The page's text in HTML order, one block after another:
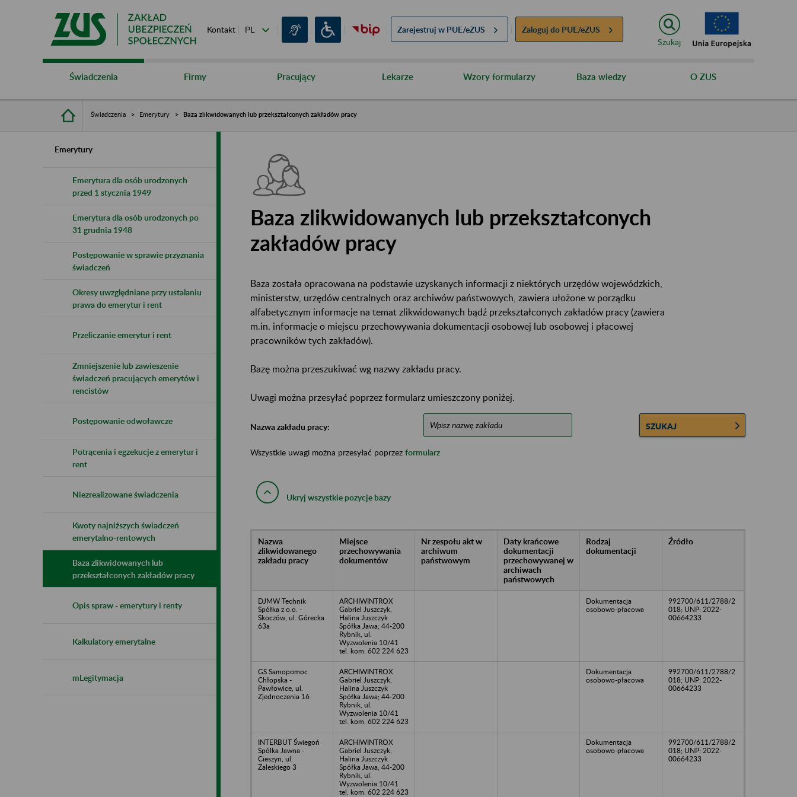
Kontakt Zarejestruj w PUE/eZUS Zaloguj do PUE/eZUS
Szukaj
Świadczenia Firmy Pracujący Lekarze Wzory formularzy Baza wiedzy O ZUS
Świadczenia Emerytury Baza zlikwidowanych lub przekształconych zakładów pracy
Emerytury
Emerytura dla osób urodzonych
przed 1 stycznia 1949
Emerytura dla osób urodzonych po
31 grudnia 1948
Postępowanie w sprawie przyznania
świadczeń
Okresy uwzględniane przy ustalaniu
prawa do emerytur i rent
Przeliczanie emerytur i rent
Zmniejszenie lub zawieszenie
świadczeń pracujących emerytów i
rencistów
Postępowanie odwoławcze
Potrącenia i egzekucje z emerytur i
rent
Niezrealizowane świadczenia
Kwoty najniższych świadczeń
emerytalno-rentowych
Baza zlikwidowanych lub
przekształconych zakładów pracy
Opis spraw - emerytury i renty
Kalkulatory emerytalne
mLegitymacja
Baza zlikwidowanych lub przekształconych
zakładów pracy
Baza została opracowana na podstawie uzyskanych informacji z niektórych urzędów wojewódzkich,
ministerstw, urzędów centralnych oraz archiwów państwowych, zawiera ułożone w porządku
alfabetycznym informacje na temat zlikwidowanych bądź przekształconych zakładów pracy (zawiera
m.in. informacje o miejscu przechowywania dokumentacji osobowej lub osobowej i płacowej
pracowników tych zakładów).
Bazę można przeszukiwać wg nazwy zakładu pracy.
Uwagi można przesyłać poprzez formularz umieszczony poniżej.
Nazwa zakładu pracy: SZUKAJ
Wszystkie uwagi można przesyłać poprzez formularz
Ukryj wszystkie pozycje bazy
Nazwa
zlikwidowanego
zakładu pracy
Miejsce
przechowywania
dokumentów
Nr zespołu akt w
archiwum
państwowym
Daty krańcowe
dokumentacji
przechowywanej w
archiwach
państwowych
Rodzaj
dokumentacji
Źródło
DJMW Technik
Spółka z o.o. -
Skoczów, ul. Górecka
63a
ARCHIWINTROX
Gabriel Juszczyk,
Halina Juszczyk
Spółka Jawa; 44-200
Rybnik, ul.
Wyzwolenia 10/41
tel. kom. 602 224 623
Dokumentacja
osobowo-płacowa
992700/611/2788/2
018; UNP: 2022-
00664233
GS Samopomoc
Chłopska -
Pawłowice, ul.
Zjednoczenia 16
ARCHIWINTROX
Gabriel Juszczyk,
Halina Juszczyk
Spółka Jawa; 44-200
Rybnik, ul.
Wyzwolenia 10/41
tel. kom. 602 224 623
Dokumentacja
osobowo-płacowa
992700/611/2788/2
018; UNP: 2022-
00664233
INTERBUT Świegoń
Spólka Jawna -
Cieszyn, ul.
Zaleskiego 3
ARCHIWINTROX
Gabriel Juszczyk,
Halina Juszczyk
Spółka Jawa; 44-200
Rybnik, ul.
Wyzwolenia 10/41
tel. kom. 602 224 623
Dokumentacja
osobowo-płacowa
992700/611/2788/2
018; UNP: 2022-
00664233